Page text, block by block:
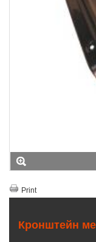
Print
Кронштейн